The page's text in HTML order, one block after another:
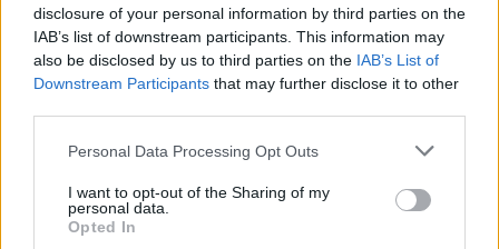
disclosure of your personal information by third parties on the
IAB’s list of downstream participants. This information may
also be disclosed by us to third parties on the IAB’s List of
Downstream Participants that may further disclose it to other
Please note that this website/app uses one or more Google
not limited to your visit or usage behaviour. You may click to
grant or deny consent to Google and its third-party tags to
use your data for below specified purposes in below Google
Personal Data Processing Opt Outs
I want to opt-out of the Sharing of my
personal data.
Opted In
HÍREK 2026. ÁPR. 29.
Meredeken romlott a gazdasági
hangulatindex az euróövezetben és az